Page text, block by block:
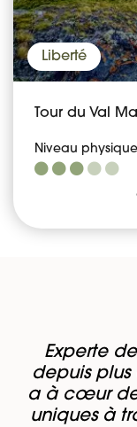
Liberté
Tour du Val
Niveau
Experte
depuis plus
a à cœur de
uniques à